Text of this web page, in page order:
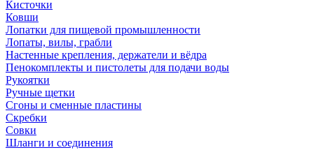
Кисточки
Ковши
Лопатки для пищевой промышленности
Лопаты, вилы, грабли
Настенные крепления, держатели и вёдра
Пенокомплекты и пистолеты для подачи воды
Рукоятки
Ручные щетки
Сгоны и сменные пластины
Скребки
Совки
Шланги и соединения